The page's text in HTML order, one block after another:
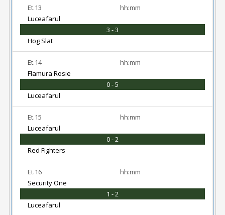
Et.13
hh:mm
Luceafarul
3 - 3
Hog Slat
Et.14
hh:mm
Flamura Rosie
0 - 5
Luceafarul
Et.15
hh:mm
Luceafarul
0 - 2
Red Fighters
Et.16
hh:mm
Security One
1 - 2
Luceafarul